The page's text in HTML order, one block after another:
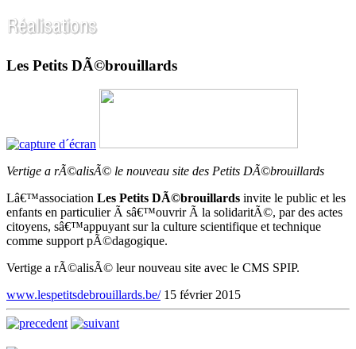
Les Petits DÃ©brouillards
Vertige a rÃ©alisÃ© le nouveau site des Petits DÃ©brouillards
Lâ€™association Les Petits DÃ©brouillards invite le public et les
enfants en particulier Ã sâ€™ouvrir Ã la solidaritÃ©, par des actes
citoyens, sâ€™appuyant sur la culture scientifique et technique
comme support pÃ©dagogique.
Vertige a rÃ©alisÃ© leur nouveau site avec le CMS SPIP.
www.lespetitsdebrouillards.be/ 15 février 2015